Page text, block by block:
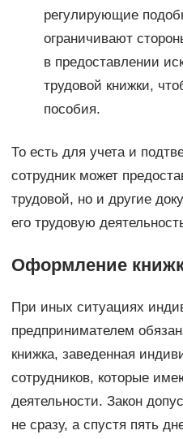
регулирующие
ограничивают
в предоставлении
трудовой книжки,
пособия.
То есть для учета и
сотрудник может
трудовой, но и другие
его трудовую
Оформление
При иных ситуациях
предпринимателем
книжка, заведенная
сотрудников, которые
деятельности. Закон
не сразу, а спустя пять